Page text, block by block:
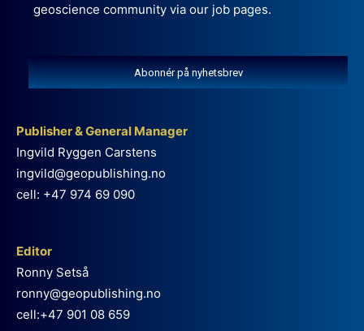
geoscience community via our job pages.
Abonnér på nyhetsbrev
Publisher & General Manager
Ingvild Ryggen Carstens
ingvild@geopublishing.no
cell: +47 974 69 090
Editor
Ronny Setså
ronny@geopublishing.no
cell:+47 901 08 659